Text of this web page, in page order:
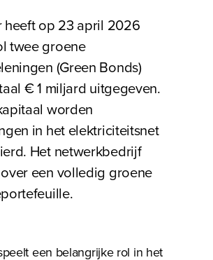
heeft op 23 april 2026
twee groene
(Green Bonds)
€ 1 miljard uitgegeven.
worden
in het elektriciteitsnet
Het netwerkbedrijf
een volledig groene
een belangrijke rol in het